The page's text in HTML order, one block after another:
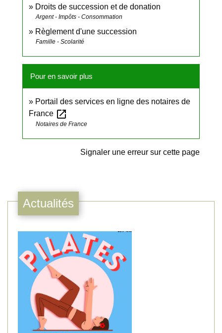
Droits de succession et de donation
Argent - Impôts - Consommation
Règlement d'une succession
Famille - Scolarité
Pour en savoir plus
Portail des services en ligne des notaires de
France open_in_new
Notaires de France
Signaler une erreur sur cette page
Actualités